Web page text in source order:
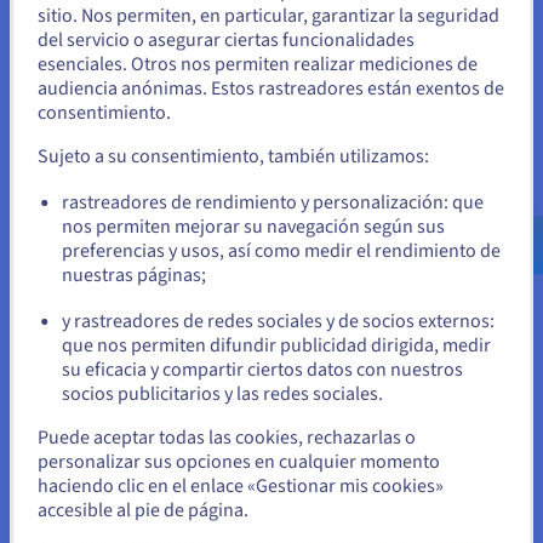
Alojamiento cloud potente
Disfrute de velocidades ultrarrápidas con nuestros
nuevos servidores VPS Rocky Linux, diseñados para un
rendimiento máximo. Equipado con una arquitectura de
vanguardia, muchos núcleos de vCPU, mucha RAM,
espacio de almacenamiento NVMe SSD y una
infraestructura robusta, tu servidor virtual manejará sin
esfuerzo cargas de trabajo exigentes y proporcionará
una experiencia fluida para tus usuarios.
Control total
Libérate de las limitaciones de hardware con nuestro
asequible VPS de Rocky Linux. A medida que tus
necesidades crecen, puedes pasar a una configuración
Parece que está ubicado en Estados
Unidos
Si quiere hacer un pedido desde Estados Unidos, deberá buscar
el sitio web adecuado y crear una cuenta.
us.ovhcloud.com/vps Inglés USD - $
Permanezca en el sitio web actual
sitio. Nos permiten, en particular, garantizar la seguridad
del servicio o asegurar ciertas funcionalidades
esenciales. Otros nos permiten realizar mediciones de
audiencia anónimas. Estos rastreadores están exentos de
consentimiento.
Sujeto a su consentimiento, también utilizamos:
rastreadores de rendimiento y personalización: que
nos permiten mejorar su navegación según sus
preferencias y usos, así como medir el rendimiento de
nuestras páginas;
y rastreadores de redes sociales y de socios externos:
que nos permiten difundir publicidad dirigida, medir
su eficacia y compartir ciertos datos con nuestros
socios publicitarios y las redes sociales.
Puede aceptar todas las cookies, rechazarlas o
personalizar sus opciones en cualquier momento
haciendo clic en el enlace «Gestionar mis cookies»
accesible al pie de página.